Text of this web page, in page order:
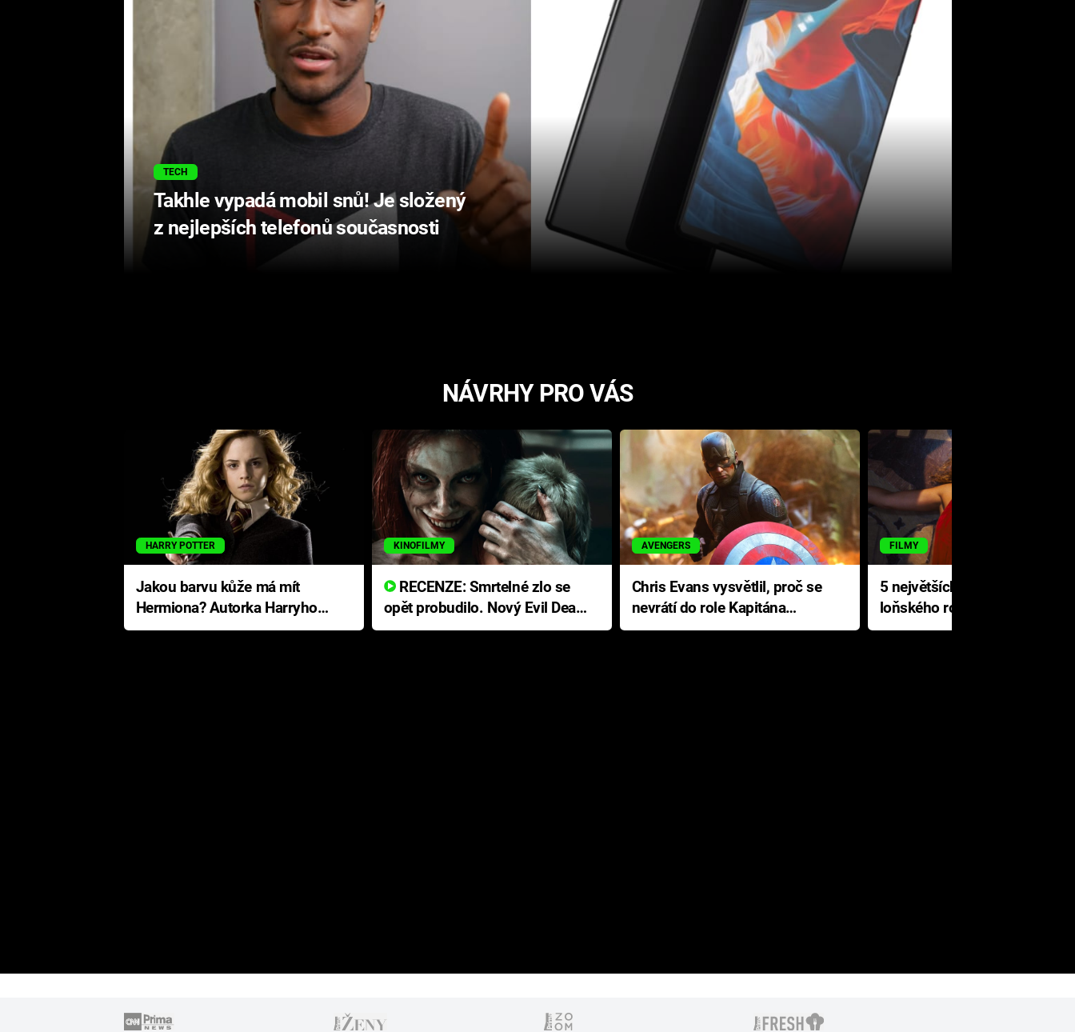
TECH
Takhle vypadá mobil snů! Je složený
z nejlepších telefonů současnosti
NÁVRHY PRO VÁS
HARRY POTTER
Jakou barvu kůže má mít
Hermiona? Autorka Harryho
Pottera přišla s ráznou
KINOFILMY
RECENZE: Smrtelné zlo se
opět probudilo. Nový Evil Dead
přichází s neodolatelnou
AVENGERS
Chris Evans vysvětlil, proč se
nevrátí do role Kapitána
Ameriky
FILMY
5 největších propadáků
loňského roku: Disney na
jediné katastrofě prodělal 200